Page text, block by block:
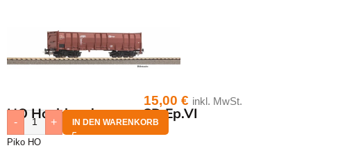
HO Hochbordwagen CD Ep.VI
Piko HO
15,00€ inkl. MwSt.
-
+ IN DEN WARENKORB